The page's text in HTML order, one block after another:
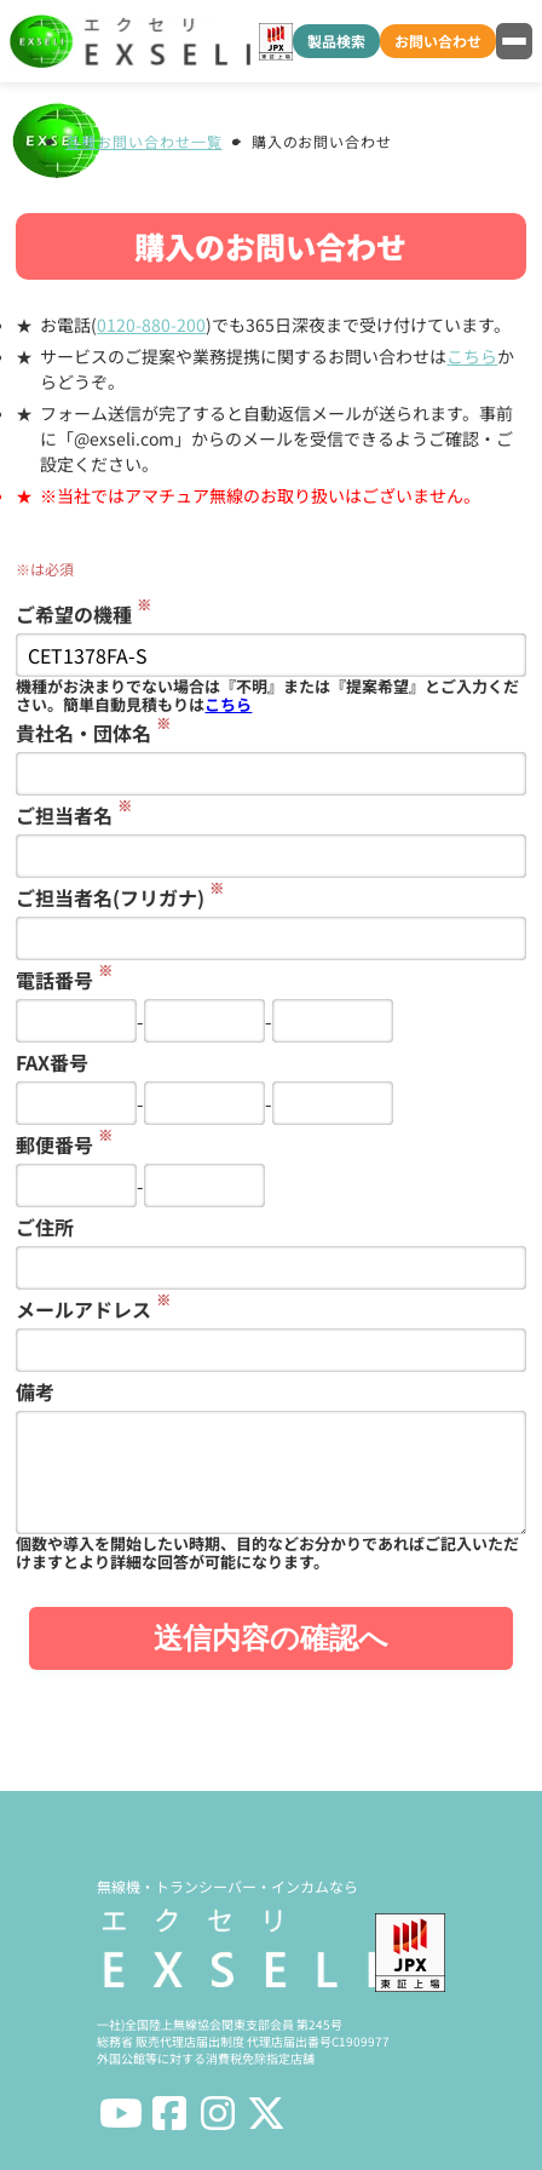
製品検索 お問い合わせ
各種お問い合わせ一覧 購入のお問い合わせ
購入のお問い合わせ
お電話(0120-880-200)でも365日深夜まで受け付けています。
サービスのご提案や業務提携に関するお問い合わせはこちらか
らどうぞ。
フォーム送信が完了すると自動返信メールが送られます。事前
に「@exseli.com」からのメールを受信できるようご確認・ご
設定ください。
※当社ではアマチュア無線のお取り扱いはございません。
※は必須
ご希望の機種 ※
機種がお決まりでない場合は『不明』または『提案希望』とご入力くだ
さい。簡単自動見積もりはこちら
貴社名・団体名 ※
ご担当者名 ※
ご担当者名(フリガナ) ※
電話番号 ※
-
-
FAX番号
-
-
郵便番号 ※
-
ご住所
メールアドレス ※
備考
個数や導入を開始したい時期、目的などお分かりであればご記入いただ
けますとより詳細な回答が可能になります。
送信内容の確認へ
無線機・トランシーバー・インカムなら
一社)全国陸上無線協会関東支部会員 第245号
総務省 販売代理店届出制度 代理店届出番号C1909977
外国公館等に対する消費税免除指定店舗